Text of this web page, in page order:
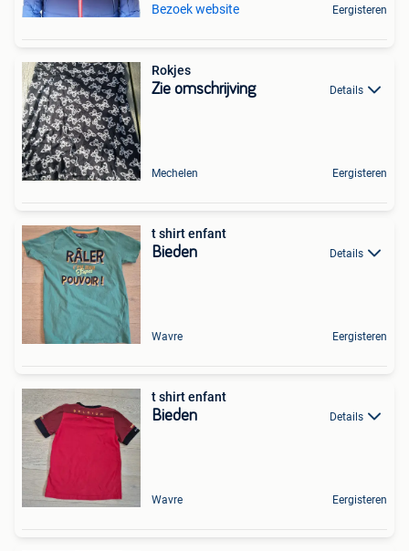
Bezoek website Eergisteren
Rokjes
Zie omschrijving Details
Mechelen Eergisteren
t shirt enfant
Bieden Details
Wavre Eergisteren
t shirt enfant
Bieden Details
Wavre Eergisteren